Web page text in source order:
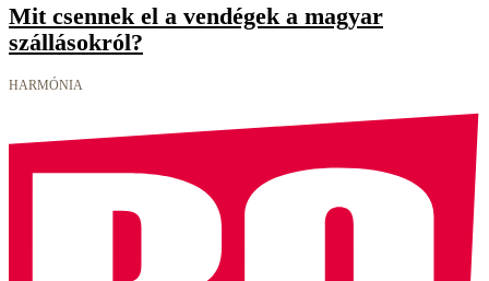
Mit csennek el a vendégek a magyar
szállásokról?
HARMÓNIA